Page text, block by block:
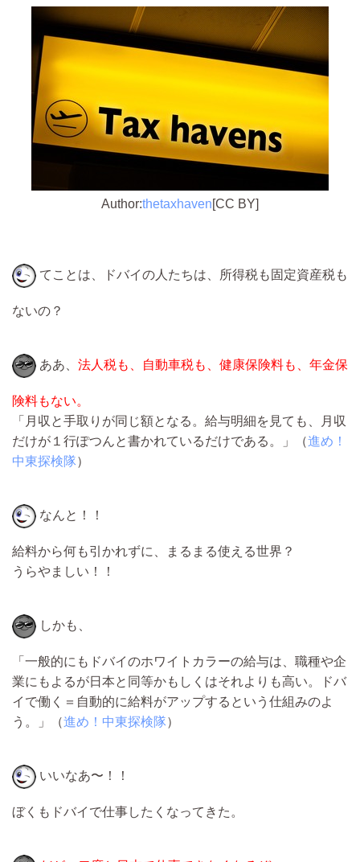
Author:thetaxhaven[CC BY]
てことは、ドバイの人たちは、所得税も固定資産税も
ないの？
ああ、 法人税も、自動車税も、健康保険料も、年金保
険料もない。
「月収と手取りが同じ額となる。給与明細を見ても、月収
だけが１行ぽつんと書かれているだけである。」（進め！
中東探検隊）
なんと！！
給料から何も引かれずに、まるまる使える世界？
うらやましい！！
しかも、
「一般的にもドバイのホワイトカラーの給与は、職種や企
業にもよるが日本と同等かもしくはそれよりも高い。ドバ
イで働く＝自動的に給料がアップするという仕組みのよ
う。」（進め！中東探検隊）
いいなあ〜！！
ぼくもドバイで仕事したくなってきた。